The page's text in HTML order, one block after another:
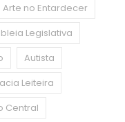
Arte no Entardecer
Legislativa
Autista
Leiteira
Central